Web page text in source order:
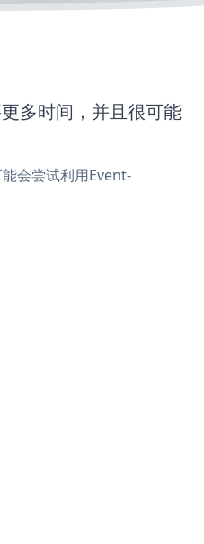
多时间，并且很可能
会尝试利用Event-